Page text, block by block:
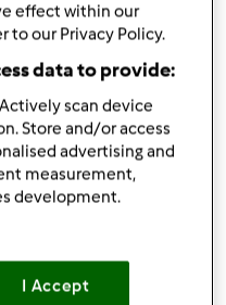
di grano duro
effect within our
to our Privacy Policy.
data to provide:
scan device
Store and/or access
advertising and
measurement,
development.
I Accept